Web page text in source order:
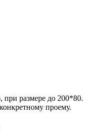
при размере до 200*80.
проему.